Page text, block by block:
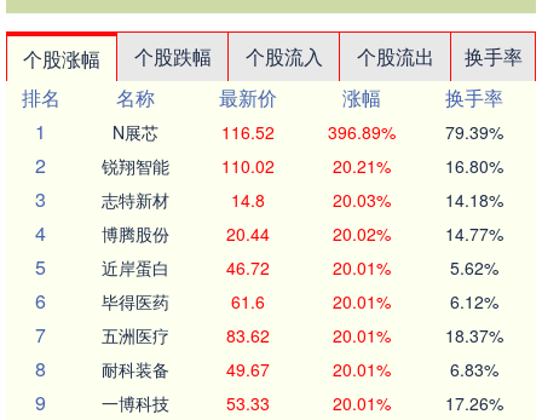
个股涨幅 个股跌幅 个股流入 个股流出
换手率
排名
名称 最新价 涨幅
换手率
1
N展芯 116.52 396.89% 79.39%
2 锐翔智能 110.02 20.21% 16.80%
3 志特新材 14.8 20.03% 14.18%
4 博腾股份 20.44 20.02% 14.77%
5 近岸蛋白 46.72 20.01% 5.62%
6 毕得医药 61.6 20.01% 6.12%
7 五洲医疗 83.62 20.01% 18.37%
8 耐科装备 49.67 20.01% 6.83%
9 一博科技 53.33 20.01% 17.26%